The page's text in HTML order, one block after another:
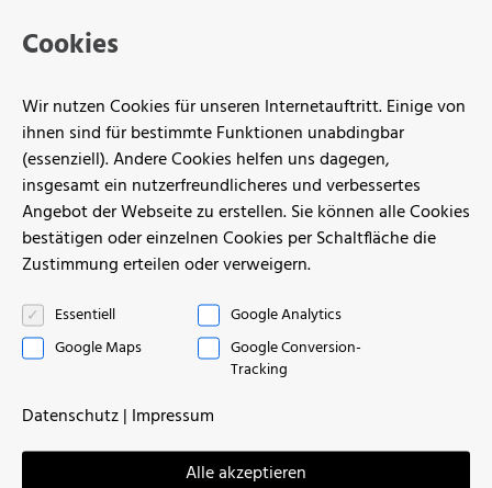
Referenzen alle anzeigen
MEA-proTecc GmbH
Cookies
Wir nutzen Cookies für unseren Internetauftritt. Einige von
ihnen sind für bestimmte Funktionen unabdingbar
(essenziell). Andere Cookies helfen uns dagegen,
insgesamt ein nutzerfreundlicheres und verbessertes
Angebot der Webseite zu erstellen. Sie können alle Cookies
bestätigen oder einzelnen Cookies per Schaltfläche die
Zustimmung erteilen oder verweigern.
Essentiell
Google Analytics
Google Maps
Google Conversion-
Tracking
Datenschutz| Impressum
Alle akzeptieren